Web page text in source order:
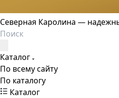
Северная Каролина —
Каталог
По всему сайту
По каталогу
Каталог